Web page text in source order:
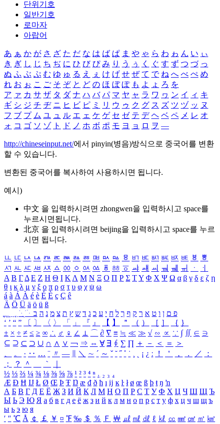
단위기호
일반기호
로마자
아랍어
あ ぁ か が さ ざ た だ な は ば ぱ ま や ゃ ら わ ゎ ん い ぃ
き ぎ し じ ち ぢ に ひ び ぴ み り う ぅ く ぐ す ず つ づ っ
ぬ ふ ぶ ぷ む ゆ ゅ る え ぇ け げ せ ぜ て で ね へ べ ぺ め
れ お ぉ こ ご そ ぞ と ど の ほ ぼ ぽ も よ ょ ろ を
ア ァ カ サ ザ タ ダ ナ ハ バ パ マ ヤ ャ ラ ワ ヮ ン イ ィ キ
ギ シ ジ チ ヂ ニ ヒ ビ ピ ミ リ ウ ゥ ク グ ス ズ ツ ヅ ッ ヌ
フ ブ プ ム ユ ュ ル エ ェ ケ ゲ セ ゼ テ デ ヘ ベ ペ メ レ オ
ォ コ ゴ ソ ゾ ト ド ノ ホ ボ ポ モ ヨ ョ ロ ヲ ―
http://chineseinput.net/에서 pinyin(병음)방식으로 중국어를 변환
할 수 있습니다.
변환된 중국어를 복사하여 사용하시면 됩니다.
예시)
中文 을 입력하시려면 zhongwen을 입력하시고 space를
누르시면됩니다.
北京 을 입력하시려면 beijing을 입력하시고 space를 누르
시면 됩니다.
ㅥ ㅦ ㅧ ㅨ ㅩ ㅪ ㅫ ㅬ ㅭ ㅮ ㅯ ㅰ ㅱ ㅲ ㅳ ㅴ ㅵ ㅶ ㅷ ㅸ
ㅹ
ㅺ ㅻ ㅼ ㅽ ㅾ ㅿ ㆀ ㆁ ㆂ ㆃ ㆄ ㆅ ㆆ ㆇ ㆈ ㆉ ㆊ ㆋ ㆌ ㆍ
ㆎ
Α Β ΓΔ Ε Ζ Η Θ Ι ΚΛ Μ Ν Ξ Ο Π Ρ Σ ΤΥ Φ Χ Ψ Ω α β γ δ ε ζ η
θ ι κ λ μ ν ξ ο π ρ σ τ υ φ χ ψ ω
á à Á À é è É È ç Ç ê
Ä Ö Ü ä ö ü ß
ִֶֹ ֻּ ׁׂ פ ם ן ו ט א ר ק ף ך ל ח י ע כ ג ד ש ץ ת צ מ נ ה ב
‘ ’ “ ” 〔 〕 〈 〉 「 」 『 』 【 】 ＂ （ ） ［ ］ ｛ ｝
± × ÷ ≠ ≤ ≥ ∞ ∴ ♂ ♀ ∠ ⊥ ⌒ ∂ ∇ ≡ ≒ ≪ ≫ √ ∽ ∝ ∵ ∫ ∬ ∈ ∋
⊆ ⊇ ⊂ ⊃ ∪ ∩ ∧ ∨ ￢ ⇒ ⇔ ∀ ∃ ∮ ∑ ∏ ＋ － ＜ ＝
＞
、
。 · ‥ … ¨ 〃 ― ＼ ∼ ´ ～ ˇ ˘ ˝ ˚ ˙ ¸ ¡ ¿ ː ！ ＇ ， ． ／
：
；
？ ＾ ｀
½ ⅓ ⅔ ¼ ¾ ⅛ ⅜ ⅝ ⅞ ¹ ² ³ ⁴ ⁿ ₁ ₂ ₃ ₄
Æ Ð Ħ Ĳ Ł Ø Œ Þ Ŧ Ŋ æ đ ð ħ ı ĳ ĸ ŀ ł ø œ ß þ ŧ ŋ ŉ
А Б В Г Д Е Ё Ж З И Й К Л М Н О П Р С Т У Ф Х Ц Ч Ш Щ Ъ
Ы Ь Э Ю Я а б в г д е ё ж з и й к л м н о п р с т у ф х ц ч ш щ ъ
ы ь э ю я
′ ″ ℃ Å ￠ ￡ ￥ ¤ ℉ ‰ ＄ ％ Ｆ ￦ ㎕ ㎖ ㎗ ℓ ㎘ ㏄ ㎣ ㎤ ㎥ ㎦